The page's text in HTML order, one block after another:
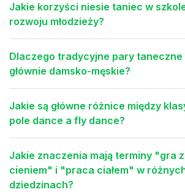
Jakie korzyści niesie taniec w
rozwoju młodzieży?
Dlaczego tradycyjne pary taneczne
głównie damsko-męskie?
Jakie są główne różnice między
pole dance a fly dance?
Jakie znaczenia mają terminy "gra z
cieniem" i "praca ciałem" w
dziedzinach?